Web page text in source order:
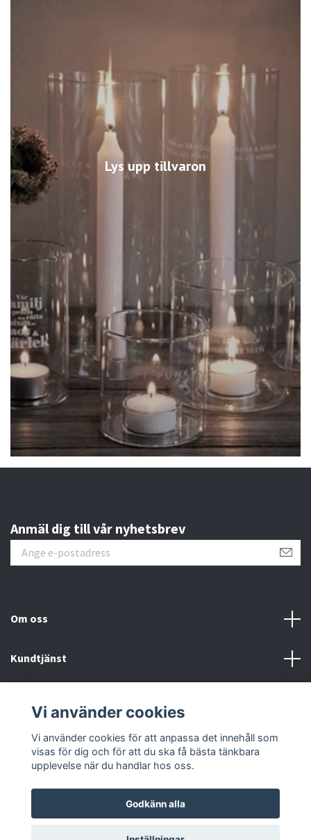
Lys upp tillvaron
Anmäl dig till vår nyhetsbrev
Om oss
Kundtjänst
Sociala medier
© 2026 Kvikk
Vi använder cookies
Vi använder cookies för att anpassa det innehåll som
visas för dig och för att du ska få bästa tänkbara
upplevelse när du handlar hos oss.
Godkänn alla